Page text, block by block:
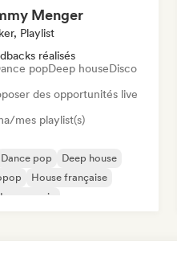
Menger
Playlist
réalisés
popDeep houseDisco
des opportunités live
mes playlist(s)
Dance pop
Deep house
House française
music